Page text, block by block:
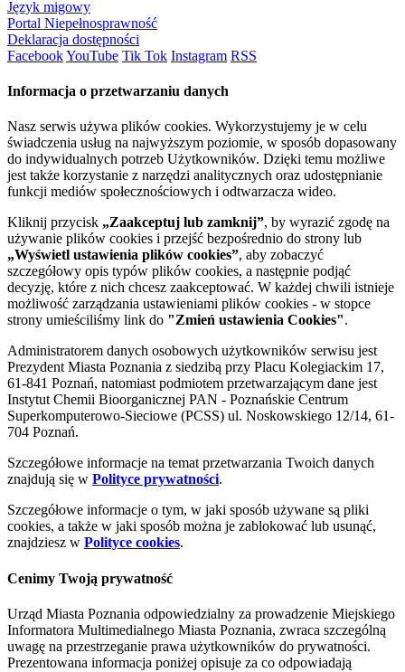
Język migowy
Portal Niepełnosprawność
Deklaracja dostępności
FacebookYouTube Tik Tok Instagram RSS
Informacja o przetwarzaniu danych
Nasz serwis używa plików cookies. Wykorzystujemy je w celu
świadczenia usług na najwyższym poziomie, w sposób dopasowany
do indywidualnych potrzeb Użytkowników. Dzięki temu możliwe
jest także korzystanie z narzędzi analitycznych oraz udostępnianie
funkcji mediów społecznościowych i odtwarzacza wideo.
Kliknij przycisk „Zaakceptuj lub zamknij”, by wyrazić zgodę na
używanie plików cookies i przejść bezpośrednio do strony lub
„Wyświetl ustawienia plików cookies”, aby zobaczyć
szczegółowy opis typów plików cookies, a następnie podjąć
decyzję, które z nich chcesz zaakceptować. W każdej chwili istnieje
możliwość zarządzania ustawieniami plików cookies - w stopce
strony umieściliśmy link do "Zmień ustawienia Cookies".
Administratorem danych osobowych użytkowników serwisu jest
Prezydent Miasta Poznania z siedzibą przy Placu Kolegiackim 17,
61-841 Poznań, natomiast podmiotem przetwarzającym dane jest
Instytut Chemii Bioorganicznej PAN - Poznańskie Centrum
Superkomputerowo-Sieciowe (PCSS) ul. Noskowskiego 12/14, 61-
704 Poznań.
Szczegółowe informacje na temat przetwarzania Twoich danych
znajdują się w Polityce prywatności.
Szczegółowe informacje o tym, w jaki sposób używane są pliki
cookies, a także w jaki sposób można je zablokować lub usunąć,
znajdziesz w Polityce cookies.
Cenimy Twoją prywatność
Urząd Miasta Poznania odpowiedzialny za prowadzenie Miejskiego
Informatora Multimedialnego Miasta Poznania, zwraca szczególną
uwagę na przestrzeganie prawa użytkowników do prywatności.
Prezentowana informacja poniżej opisuje za co odpowiadają